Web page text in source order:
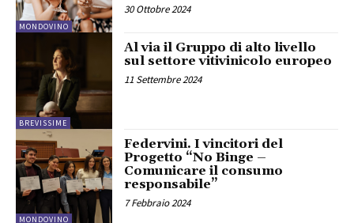
MONDOVINO
30 Ottobre 2024
BREVISSIME
Al via il Gruppo di alto livello
sul settore vitivinicolo europeo
11 Settembre 2024
MONDOVINO
Federvini. I vincitori del
Progetto “No Binge –
Comunicare il consumo
responsabile”
7 Febbraio 2024